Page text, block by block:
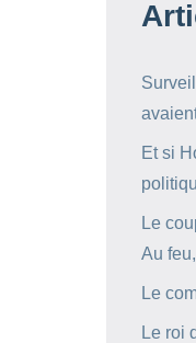
Et si
Le
Au
Le
Le roi